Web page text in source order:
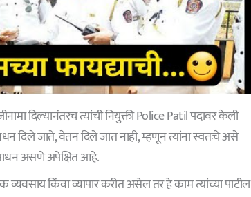
दिल्यानंतरच त्यांची नियुक्ती Police Patil पदावर केली
दिले जाते, वेतन दिले जात नाही, म्हणून त्यांना स्वतःचे असे
असणे अपेक्षित आहे.
किंवा व्यापार करीत असेल तर हे काम त्यांच्या पाटील